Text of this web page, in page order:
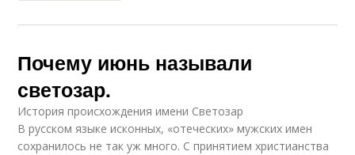
Почему июнь называли
светозар.
История происхождения имени Светозар
В русском языке исконных, «отеческих» мужских имен
сохранилось не так уж много. С принятием христианства